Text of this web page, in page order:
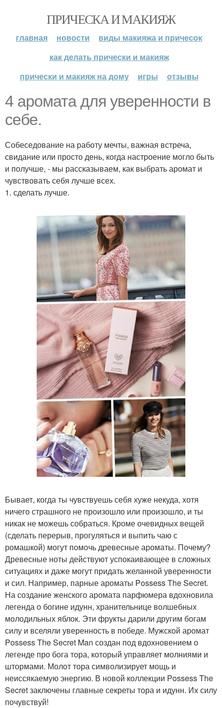
ПРИЧЕСКА И МАКИЯЖ
главная новости
виды макияжа и причесок
как делать прически и макияж
прически и макияж на дому
игры отзывы
4 аромата для уверенности в
себе.
Собеседование на работу мечты, важная встреча,
свидание или просто день, когда настроение могло быть
и получше, - мы рассказываем, как выбрать аромат и
чувствовать себя лучше всех.
1. сделать лучше.
Бывает, когда ты чувствуешь себя хуже некуда, хотя
ничего страшного не произошло или произошло, и ты
никак не можешь собраться. Кроме очевидных вещей
(сделать перерыв, прогуляться и выпить чаю с
ромашкой) могут помочь древесные ароматы. Почему?
Древесные ноты действуют успокаивающее в сложных
ситуациях и даже могут придать желанной уверенности
и сил. Например, парные ароматы Possess The Secret.
На создание женского аромата парфюмера вдохновила
легенда о богине идунн, хранительнице волшебных
молодильных яблок. Эти фрукты дарили другим богам
силу и вселяли уверенность в победе. Мужской аромат
Possess The Secret Man создан под вдохновением о
легенде про бога тора, который управляет молниями и
штормами. Молот тора символизирует мощь и
неиссякаемую энергию. В новой коллекции Possess The
Secret заключены главные секреты тора и идунн. Их силу
почувствуй!